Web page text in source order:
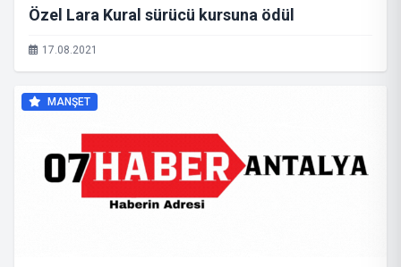
Özel Lara Kural sürücü kursuna ödül
17.08.2021
MANŞET